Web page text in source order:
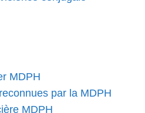
MDPH
par la MDPH
MDPH